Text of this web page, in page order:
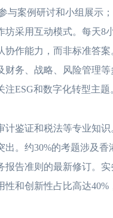
案例研讨和小组展示
采用互动模式。每天8
作能力，而非标准答
务、战略、风险管理
ESG和数字化转型主题
鉴证和税法等专业知识
。约30%的考题涉及
告准则的最新修订。
和创新性占比高达40%